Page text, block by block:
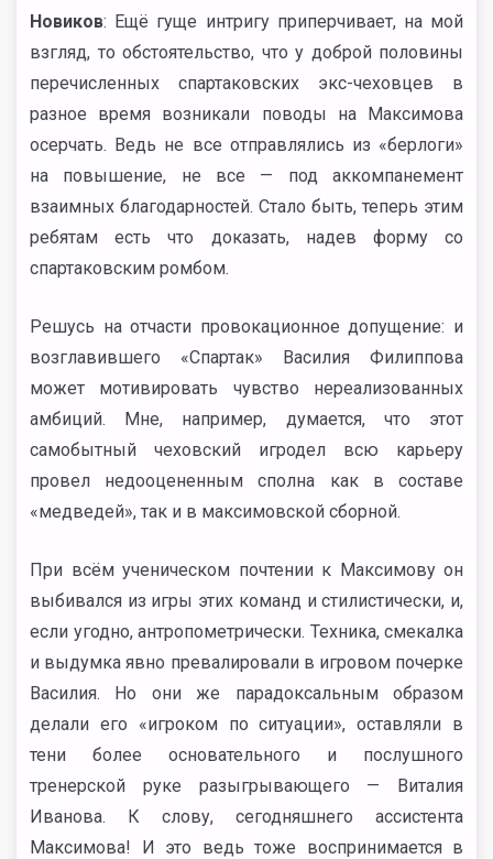
Новиков: Ещё гуще интригу приперчивает, на мой
взгляд, то обстоятельство, что у доброй половины
перечисленных спартаковских экс-чеховцев в
разное время возникали поводы на Максимова
осерчать. Ведь не все отправлялись из «берлоги»
на повышение, не все — под аккомпанемент
взаимных благодарностей. Стало быть, теперь этим
ребятам есть что доказать, надев форму со
спартаковским ромбом.
Решусь на отчасти провокационное допущение: и
возглавившего «Спартак» Василия Филиппова
может мотивировать чувство нереализованных
амбиций. Мне, например, думается, что этот
самобытный чеховский игродел всю карьеру
провел недооцененным сполна как в составе
«медведей», так и в максимовской сборной.
При всём ученическом почтении к Максимову он
выбивался из игры этих команд и стилистически, и,
если угодно, антропометрически. Техника, смекалка
и выдумка явно превалировали в игровом почерке
Василия. Но они же парадоксальным образом
делали его «игроком по ситуации», оставляли в
тени более основательного и послушного
тренерской руке разыгрывающего — Виталия
Иванова. К слову, сегодняшнего ассистента
Максимова! И это ведь тоже воспринимается в